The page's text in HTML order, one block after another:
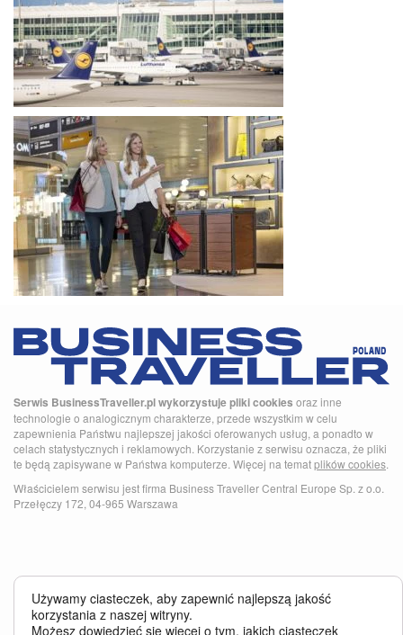
Serwis BusinessTraveller.pl wykorzystuje pliki cookies oraz inne
technologie o analogicznym charakterze, przede wszystkim w celu
zapewnienia Państwu najlepszej jakości oferowanych usług, a ponadto w
celach statystycznych i reklamowych. Korzystanie z serwisu oznacza, że pliki
te będą zapisywane w Państwa komputerze. Więcej na tematplików cookies.
Właścicielem serwisu jest firma Business Traveller Central Europe Sp. z o.o.
Przełęczy 172, 04-965 Warszawa
Używamy ciasteczek, aby zapewnić najlepszą jakość
korzystania z naszej witryny.
Możesz dowiedzieć się więcej o tym, jakich ciasteczek